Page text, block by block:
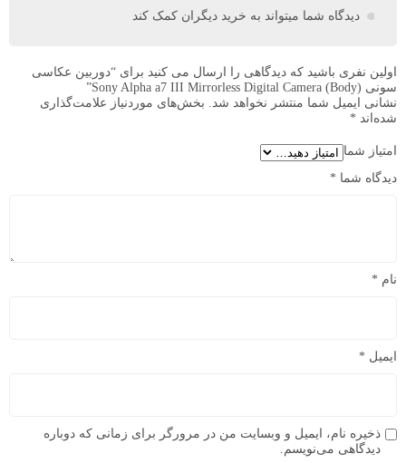
دیدگاه شما میتواند به خرید دیگران کمک کند
اولین نفری باشید که دیدگاهی را ارسال می کنید برای “دوربین عکاسی
سونی Sony Alpha a7 III Mirrorless Digital Camera (Body)”
نشانی ایمیل شما منتشر نخواهد شد. بخش‌های موردنیاز علامت‌گذاری
شده‌اند *
امتیاز شما
دیدگاه شما *
نام *
ایمیل *
ذخیره نام، ایمیل و وبسایت من در مرورگر برای زمانی که دوباره
دیدگاهی می‌نویسم.